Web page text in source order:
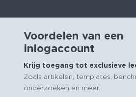
Voordelen van een
inlogaccount
Krijg toegang tot exclusieve
Zoals artikelen, templates,
onderzoeken en meer.